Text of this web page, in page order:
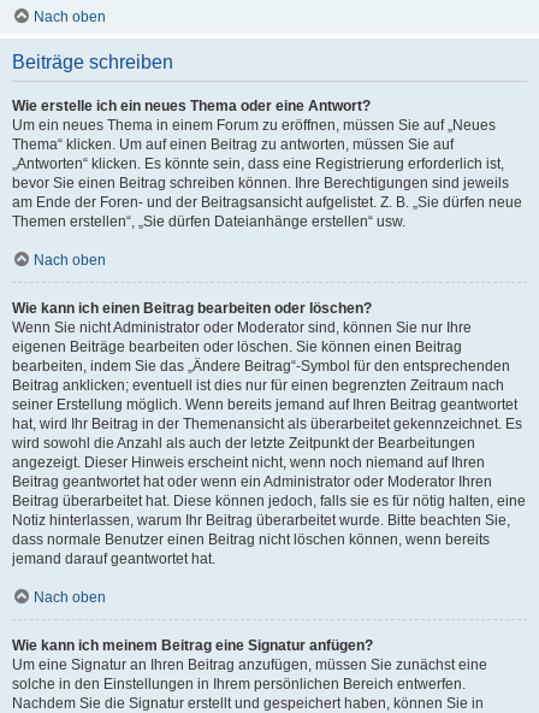
Nach oben
Beiträge schreiben
Wie erstelle ich ein neues Thema oder eine Antwort?
Um ein neues Thema in einem Forum zu eröffnen, müssen Sie auf „Neues
Thema“ klicken. Um auf einen Beitrag zu antworten, müssen Sie auf
„Antworten“ klicken. Es könnte sein, dass eine Registrierung erforderlich ist,
bevor Sie einen Beitrag schreiben können. Ihre Berechtigungen sind jeweils
am Ende der Foren- und der Beitragsansicht aufgelistet. Z. B. „Sie dürfen neue
Themen erstellen“, „Sie dürfen Dateianhänge erstellen“ usw.
Nach oben
Wie kann ich einen Beitrag bearbeiten oder löschen?
Wenn Sie nicht Administrator oder Moderator sind, können Sie nur Ihre
eigenen Beiträge bearbeiten oder löschen. Sie können einen Beitrag
bearbeiten, indem Sie das „Ändere Beitrag“-Symbol für den entsprechenden
Beitrag anklicken; eventuell ist dies nur für einen begrenzten Zeitraum nach
seiner Erstellung möglich. Wenn bereits jemand auf Ihren Beitrag geantwortet
hat, wird Ihr Beitrag in der Themenansicht als überarbeitet gekennzeichnet. Es
wird sowohl die Anzahl als auch der letzte Zeitpunkt der Bearbeitungen
angezeigt. Dieser Hinweis erscheint nicht, wenn noch niemand auf Ihren
Beitrag geantwortet hat oder wenn ein Administrator oder Moderator Ihren
Beitrag überarbeitet hat. Diese können jedoch, falls sie es für nötig halten, eine
Notiz hinterlassen, warum Ihr Beitrag überarbeitet wurde. Bitte beachten Sie,
dass normale Benutzer einen Beitrag nicht löschen können, wenn bereits
jemand darauf geantwortet hat.
Nach oben
Wie kann ich meinem Beitrag eine Signatur anfügen?
Um eine Signatur an Ihren Beitrag anzufügen, müssen Sie zunächst eine
solche in den Einstellungen in Ihrem persönlichen Bereich entwerfen.
Nachdem Sie die Signatur erstellt und gespeichert haben, können Sie in